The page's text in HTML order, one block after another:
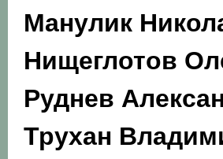
Манулик
Нищеглотов
Руднев
Трухан